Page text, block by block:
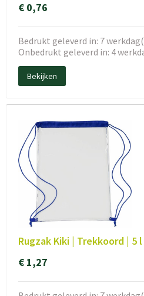
€ 0,76
Bedrukt geleverd in: 7
Onbedrukt geleverd in: 4
Bekijken
Rugzak Kiki | Trekkoord | 5 l
€ 1,27